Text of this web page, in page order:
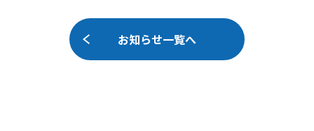
お知らせ一覧へ